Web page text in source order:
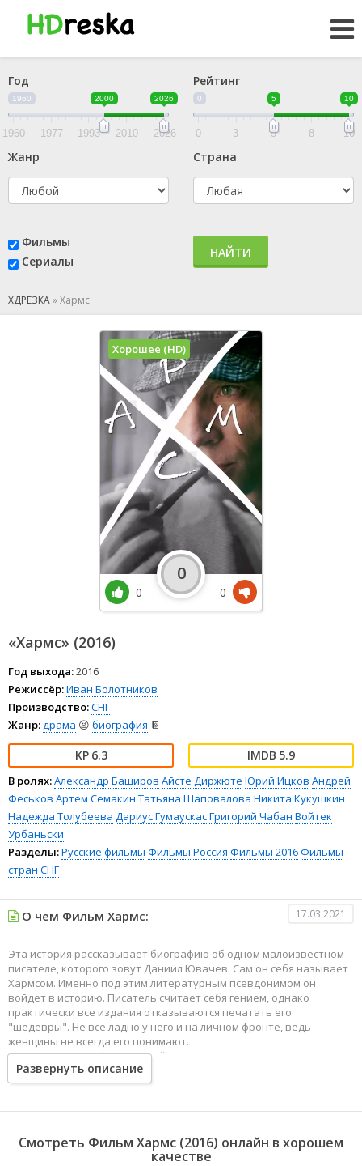
Год
1960 2000 2026
1960 1977 1993 2010 2026
Рейтинг
0 5 10
0 3 5 8 10
Жанр Страна
Фильмы
Сериалы
НАЙТИ
ХДРЕЗКА»Хармс
«Хармс» (2016)
Год выхода:2016
Режиссёр:Иван Болотников
Производство:СНГ
Жанр:драма 😫 биография 📔
6.3 5.9
В ролях:Александр Баширов Айсте Диржюте Юрий Ицков Андрей
Феськов Артем Семакин Татьяна Шаповалова Никита Кукушкин
Надежда Толубеева Дариус ГумаускасГригорий Чабан Войтек
Урбаньски
Разделы:Русские фильмы Фильмы Россия Фильмы 2016Фильмы
стран СНГ
Хорошее (HD)
0
0
0
О чем Фильм Хармс: 17.03.2021
Эта история рассказывает биографию об одном малоизвестном
писателе, которого зовут Даниил Ювачев. Сам он себя называет
Хармсом. Именно под этим литературным псевдонимом он
войдет в историю. Писатель считает себя гением, однако
практически все издания отказываются печатать его
"шедевры". Не все ладно у него и на личном фронте, ведь
женщины не всегда его понимают.
Он живет в атмосфере ветхой квартиры и редакции детских
журналов "Чиж" и "Еж". Его будни проходят на ленинградских
улицах и набережной. И везде он ведет борьбу прежде всего с
общества.
Развернуть описание
Смотреть Фильм Хармс (2016) онлайн в хорошем
качестве